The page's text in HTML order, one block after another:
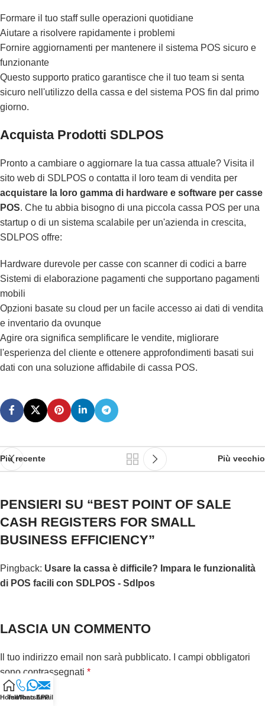
Formare il tuo staff sulle operazioni quotidiane
Aiutare a risolvere rapidamente i problemi
Fornire aggiornamenti per mantenere il sistema POS sicuro e
funzionante
Questo supporto pratico garantisce che il tuo team si senta
sicuro nell'utilizzo della cassa e del sistema POS fin dal primo
giorno.
Acquista Prodotti SDLPOS
Pronto a cambiare o aggiornare la tua cassa attuale? Visita il
sito web di SDLPOS o contatta il loro team di vendita per
acquistare la loro gamma di hardware e software per casse
POS. Che tu abbia bisogno di una piccola cassa POS per una
startup o di un sistema scalabile per un'azienda in crescita,
SDLPOS offre:
Hardware durevole per casse con scanner di codici a barre
Sistemi di elaborazione pagamenti che supportano pagamenti
mobili
Opzioni basate su cloud per un facile accesso ai dati di vendita
e inventario da ovunque
Agire ora significa semplificare le vendite, migliorare
l'esperienza del cliente e ottenere approfondimenti basati sui
dati con una soluzione affidabile di cassa POS.
Più recente Più vecchio
PENSIERI SU “BEST POINT OF SALE
CASH REGISTERS FOR SMALL
BUSINESS EFFICIENCY”
Pingback: Usare la cassa è difficile? Impara le funzionalità
di POS facili con SDLPOS - Sdlpos
LASCIA UN COMMENTO
Il tuo indirizzo email non sarà pubblicato.
I campi obbligatori
sono contrassegnati *
Commento*
Home
Telefono
WhatsAPP
Email